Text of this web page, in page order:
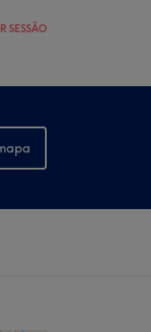
SESSÃO